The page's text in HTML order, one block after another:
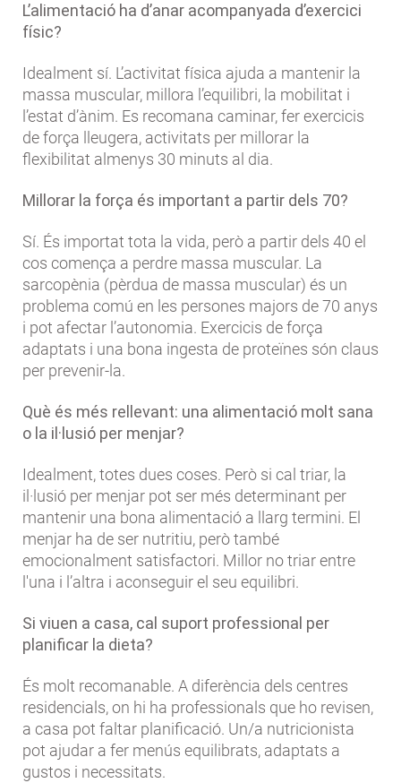
L’alimentació ha d’anar acompanyada d’exercici
físic?
Idealment sí. L’activitat física ajuda a mantenir la
massa muscular, millora l’equilibri, la mobilitat i
l’estat d’ànim. Es recomana caminar, fer exercicis
de força lleugera, activitats per millorar la
flexibilitat almenys 30 minuts al dia.
Millorar la força és important a partir dels 70?
Sí. És importat tota la vida, però a partir dels 40 el
cos comença a perdre massa muscular. La
sarcopènia (pèrdua de massa muscular) és un
problema comú en les persones majors de 70 anys
i pot afectar l’autonomia. Exercicis de força
adaptats i una bona ingesta de proteïnes són claus
per prevenir-la.
Què és més rellevant: una alimentació molt sana
o la il·lusió per menjar?
Idealment, totes dues coses. Però si cal triar, la
il·lusió per menjar pot ser més determinant per
mantenir una bona alimentació a llarg termini. El
menjar ha de ser nutritiu, però també
emocionalment satisfactori. Millor no triar entre
l'una i l’altra i aconseguir el seu equilibri.
Si viuen a casa, cal suport professional per
planificar la dieta?
És molt recomanable. A diferència dels centres
residencials, on hi ha professionals que ho revisen,
a casa pot faltar planificació. Un/a nutricionista
pot ajudar a fer menús equilibrats, adaptats a
gustos i necessitats.